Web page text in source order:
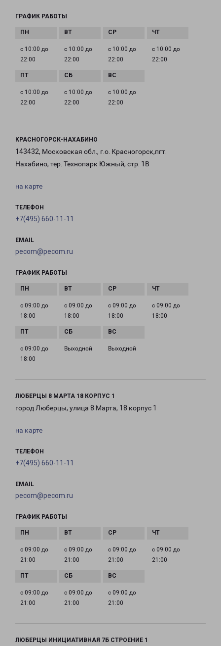
ГРАФИК РАБОТЫ
с 10:00 до
22:00
с 10:00 до
22:00
с 10:00 до
22:00
с 10:00 до
22:00
с 10:00 до
22:00
с 10:00 до
22:00
с 10:00 до
22:00
КРАСНОГОРСК-НАХАБИНО
143432, Московская обл., г.о. Красногорск,пгт.
Нахабино, тер. Технопарк Южный, стр. 1В
на карте
ТЕЛЕФОН
+7(495) 660-11-11
EMAIL
pecom@pecom.ru
ГРАФИК РАБОТЫ
с 09:00 до
18:00
с 09:00 до
18:00
с 09:00 до
18:00
с 09:00 до
18:00
с 09:00 до
18:00
Выходной Выходной
ЛЮБЕРЦЫ 8 МАРТА 18 КОРПУС 1
город Люберцы, улица 8 Марта, 18 корпус 1
на карте
ТЕЛЕФОН
+7(495) 660-11-11
EMAIL
pecom@pecom.ru
ГРАФИК РАБОТЫ
с 09:00 до
21:00
с 09:00 до
21:00
с 09:00 до
21:00
с 09:00 до
21:00
с 09:00 до
21:00
с 09:00 до
21:00
с 09:00 до
21:00
ЛЮБЕРЦЫ ИНИЦИАТИВНАЯ 7Б СТРОЕНИЕ 1